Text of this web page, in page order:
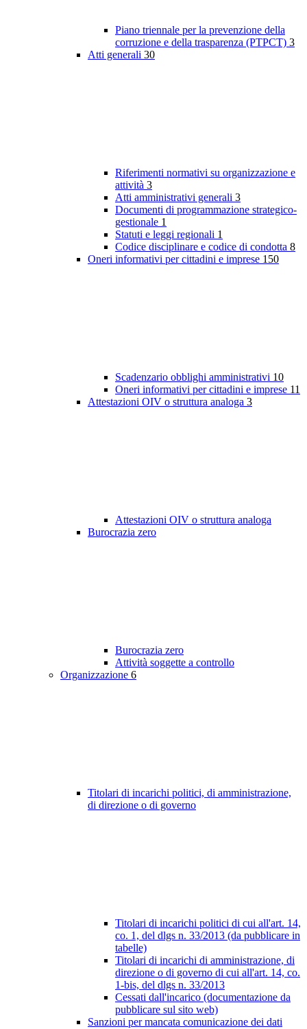
Piano triennale per la prevenzione della
corruzione e della trasparenza (PTPCT) 3
Atti generali 30
Riferimenti normativi su organizzazione e
attività 3
Atti amministrativi generali 3
Documenti di programmazione strategico-
gestionale 1
Statuti e leggi regionali 1
Codice disciplinare e codice di condotta 8
Oneri informativi per cittadini e imprese 150
Scadenzario obblighi amministrativi 10
Oneri informativi per cittadini e imprese 11
Attestazioni OIV o struttura analoga 3
Attestazioni OIV o struttura analoga
Burocrazia zero
Burocrazia zero
Attività soggette a controllo
Organizzazione 6
Titolari di incarichi politici, di amministrazione,
di direzione o di governo
Titolari di incarichi politici di cui all'art. 14,
co. 1, del dlgs n. 33/2013 (da pubblicare in
tabelle)
Titolari di incarichi di amministrazione, di
direzione o di governo di cui all'art. 14, co.
1-bis, del dlgs n. 33/2013
Cessati dall'incarico (documentazione da
pubblicare sul sito web)
Sanzioni per mancata comunicazione dei dati